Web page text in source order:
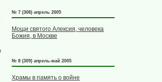
№ 7 (308) апрель 2005
Мощи святого Алексия, человека
Божия, в Москве
№ 8 (309) апрель-май 2005
Храмы в память о войне